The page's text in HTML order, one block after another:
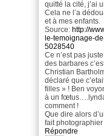
quitté la cité, j’ai
Cela ne l’a
et à mes enfants.
Source: http://
le-temoignage-
5028540
Ce n’est pas
des barbares
Christian
déclaré que
filles » ! Ben
à un
comment !
Que dire alors
fait
Répondre